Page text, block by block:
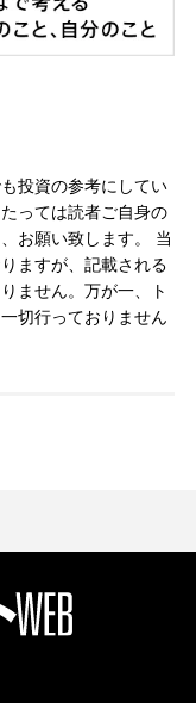
投資の参考にしてい
っては読者ご自身の
お願い致します。 当
ますが、記載される
ません。万が一、ト
切行っておりません